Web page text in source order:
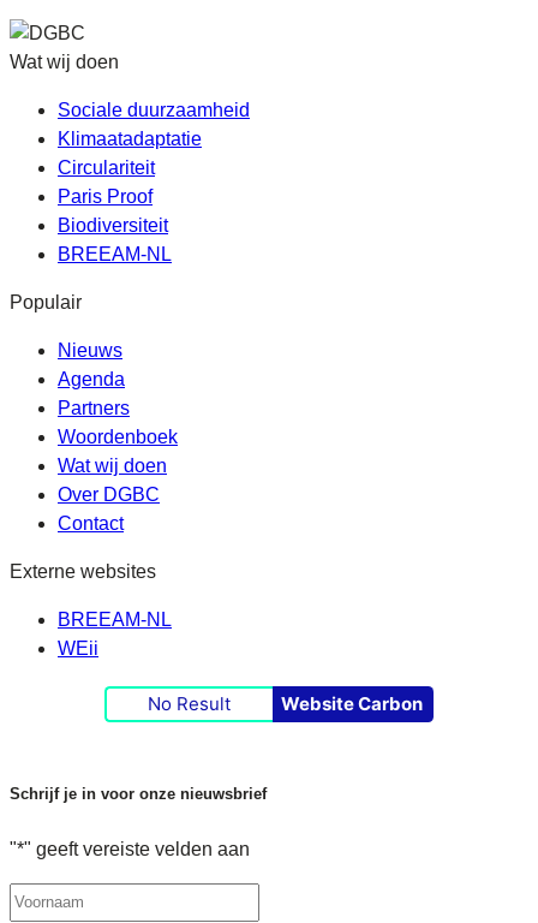
Wat wij doen
Sociale duurzaamheid
Klimaatadaptatie
Circulariteit
Paris Proof
Biodiversiteit
BREEAM-NL
Populair
Nieuws
Agenda
Partners
Woordenboek
Wat wij doen
Over DGBC
Contact
Externe websites
BREEAM-NL
WEii
No Result Website Carbon
Schrijf je in voor onze nieuwsbrief
"*" geeft vereiste velden aan
Naam